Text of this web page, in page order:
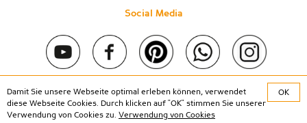
Social Media
Copyright © 2020 Stein & Co gmbh. All rights reserved. |
Kontakt|Impressum |Datenschutz
Damit Sie unsere Webseite optimal erleben können, verwendet
diese Webseite Cookies. Durch klicken auf "OK" stimmen Sie unserer
Verwendung von Cookies zu. Verwendung von Cookies
OK